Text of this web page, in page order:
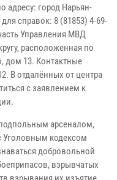
адресу: город Нарьян-
справок: 8 (81853) 4-69-
Управления МВД
расположенная по
дом 13. Контактные
В отдалённых от центра
с заявлением к
арсеналом,
Уголовным кодексом
добровольной
взрывчатых